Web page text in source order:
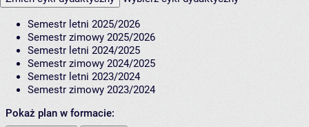
Semestr letni 2025/2026
Semestr zimowy 2025/2026
Semestr letni 2024/2025
Semestr zimowy 2024/2025
Semestr letni 2023/2024
Semestr zimowy 2023/2024
Pokaż plan w formacie: